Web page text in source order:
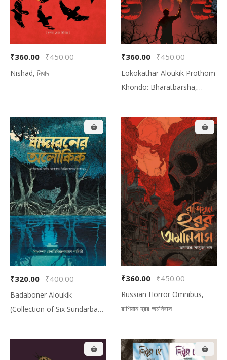
₹360.00 ₹450.00
Nishad, নিষাদ
₹360.00 ₹450.00
Lokokathar Aloukik Prothom
Khondo: Bharatbarsha,
ভারতবর্ষ
₹320.00 ₹400.00
Badaboner Aloukik
(Collection of Six Sundarban
অলৌকিক (সুন্দরবনের আদিম লোককথা-
₹360.00 ₹450.00
Russian Horror Omnibus,
রাশিয়ান হরর অমনিবাস
Total Amount: $0.00
Your cart is empty!
Looks like you haven't made your menu